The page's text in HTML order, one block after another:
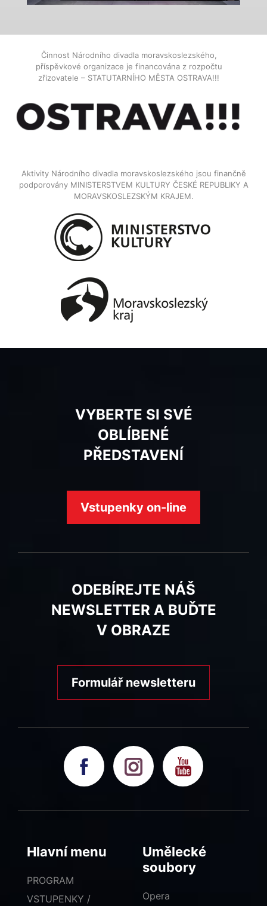
Činnost Národního divadla moravskoslezského,
příspěvkové organizace je financována z rozpočtu
zřizovatele – STATUTARNÍHO MĚSTA OSTRAVA!!!
Aktivity Národního divadla moravskoslezského jsou finančně
podporovány MINISTERSTVEM KULTURY ČESKÉ REPUBLIKY A
MORAVSKOSLEZSKÝM KRAJEM.
VYBERTE SI SVÉ
OBLÍBENÉ
PŘEDSTAVENÍ
Vstupenky on-line
ODEBÍREJTE NÁŠ
NEWSLETTER A BUĎTE
V OBRAZE
Formulář newsletteru
Hlavní menu
PROGRAM
VSTUPENKY /
Umělecké
soubory
Opera